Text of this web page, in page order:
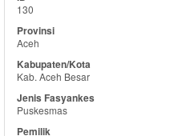
130
Aceh
Kab. Aceh Besar
Puskesmas